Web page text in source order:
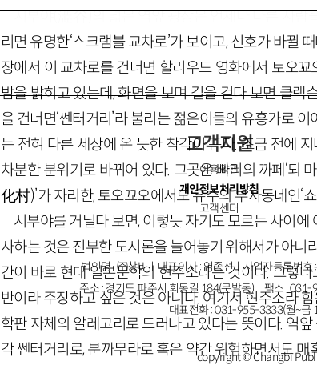
시부야(澁谷)의 넓은 역앞 광장은 언제나 다른 사람
리면 유명한‘스크램블 교차로’가 보이고, 신호가 바뀔
장에서 이 교차로를 건너면 할리우드 영화에서 토오
밤을 밝히고 있는데, 화면을 보며 길을 걷다 보면 클랙
을 건너면‘쎈터거리’라 불리는 젊은이들의 유흥가로
는 전혀 다른 세상에 온 듯한 착각이 든다. 조금 전에
차분한 분위기로 바뀌어 있다. 그곳은 빠리의 까페‘되
化村)’가 자리한, 토오꾜오에서도 유수의 부자동네인‘
시부야를 거닐다 보면, 이렇듯 자기도 모르는 사이
사하는 것은 진부한 도시론을 늘어놓기 위해서가 아니
간이 바로 현대 일본문학의 현주소라는 것이다. 그렇
반이라 주장하고 싶은 것은 아니다. 여기서 현주소라
학판 자체의 알레고리로 드러나고 있다는 뜻이다. 역
각 쎈터거리로, 분까무라로 혹은 약간 위험하면서도
고객지원
이용약관
개인정보처리방침
고객센터
법인명 : ㈜창비ㅣ대표이사 : 염종선ㅣ사업자등록번
주소 : 경기도 파주시 회동길 184(문발동)ㅣ팩스 :
대표전화 : 031-955-3333(월~금
copyright © Changbi